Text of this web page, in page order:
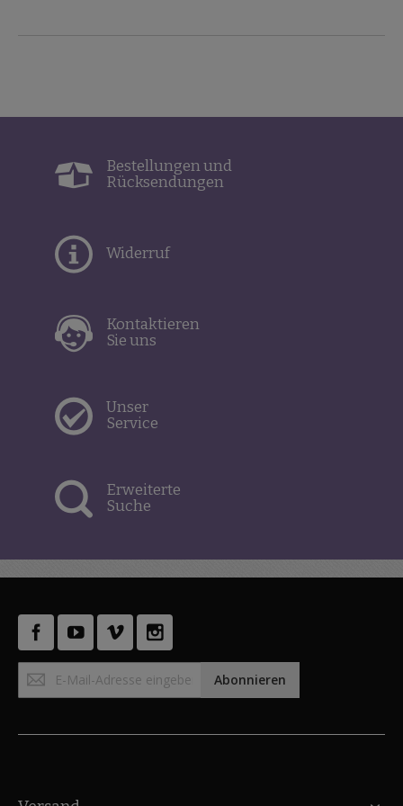
Bestellungen und
Rücksendungen
Widerruf
Kontaktieren
Sie uns
Unser
Service
Erweiterte
Suche
zum
Abonnieren